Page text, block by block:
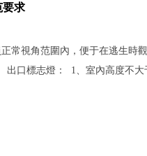
要求
常視角范圍內，便于在逃生時
口標志燈： 1、室內高度不